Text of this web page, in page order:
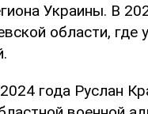
Украины. В
области, где
года Руслан